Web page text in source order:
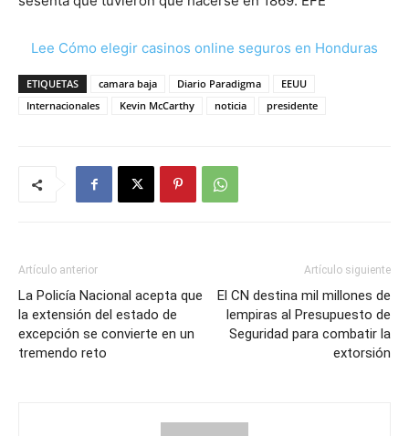
Lee Cómo elegir casinos online seguros en Honduras
ETIQUETAS camara baja Diario Paradigma
EEUU
Internacionales
Kevin McCarthy noticia presidente
Artículo anterior
La Policía Nacional acepta que
la extensión del estado de
excepción se convierte en un
tremendo reto
Artículo siguiente
El CN destina mil millones de
lempiras al Presupuesto de
Seguridad para combatir la
extorsión